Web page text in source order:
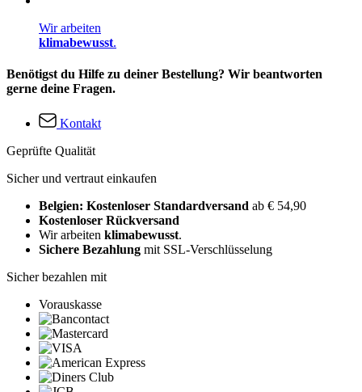
Wir arbeiten
klimabewusst.
Benötigst du Hilfe zu deiner Bestellung? Wir beantworten
gerne deine Fragen.
Kontakt
Geprüfte Qualität
Sicher und vertraut einkaufen
Belgien: Kostenloser Standardversand ab € 54,90
Kostenloser Rückversand
Wir arbeiten klimabewusst.
Sichere Bezahlung mit SSL-Verschlüsselung
Sicher bezahlen mit
Vorauskasse